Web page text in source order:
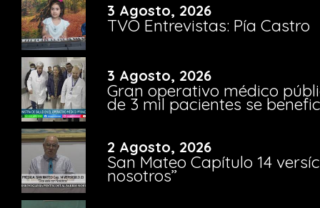
3 Agosto, 2026
TVO Entrevistas: Pía Castro
3 Agosto, 2026
Gran operativo médico
de 3 mil pacientes se
2 Agosto, 2026
San Mateo Capítulo 14
nosotros”